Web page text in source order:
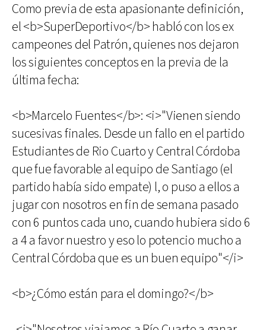
Como previa de esta apasionante definición,
el <b>SuperDeportivo</b> habló con los ex
campeones del Patrón, quienes nos dejaron
los siguientes conceptos en la previa de la
última fecha:
<b>Marcelo Fuentes</b>: <i>"Vienen siendo
sucesivas finales. Desde un fallo en el partido
Estudiantes de Rio Cuarto y Central Córdoba
que fue favorable al equipo de Santiago (el
partido había sido empate) l, o puso a ellos a
jugar con nosotros en fin de semana pasado
con 6 puntos cada uno, cuando hubiera sido 6
a 4 a favor nuestro y eso lo potencio mucho a
Central Córdoba que es un buen equipo"</i>
<b>¿Cómo están para el domingo?</b>